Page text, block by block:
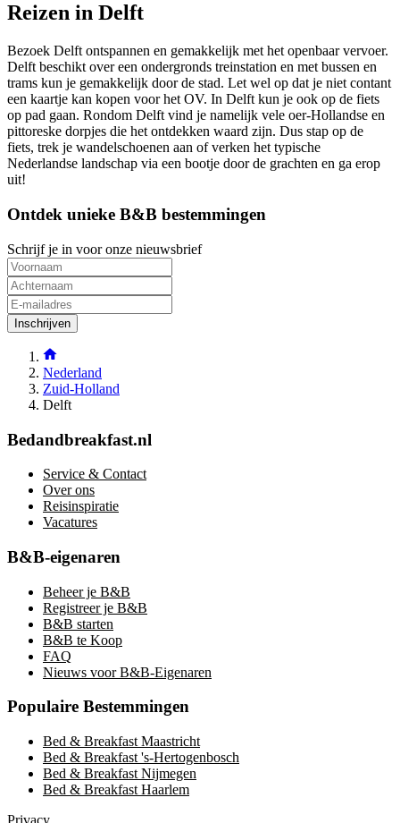
Reizen in Delft
Bezoek Delft ontspannen en gemakkelijk met het openbaar vervoer.
Delft beschikt over een ondergronds treinstation en met bussen en
trams kun je gemakkelijk door de stad. Let wel op dat je niet contant
een kaartje kan kopen voor het OV. In Delft kun je ook op de fiets
op pad gaan. Rondom Delft vind je namelijk vele oer-Hollandse en
pittoreske dorpjes die het ontdekken waard zijn. Dus stap op de
fiets, trek je wandelschoenen aan of verken het typische
Nederlandse landschap via een bootje door de grachten en ga erop
uit!
Ontdek unieke B&B bestemmingen
Schrijf je in voor onze nieuwsbrief
Inschrijven
Nederland
Zuid-Holland
Delft
Bedandbreakfast.nl
Service & Contact
Over ons
Reisinspiratie
Vacatures
B&B-eigenaren
Beheer je B&B
Registreer je B&B
B&B starten
B&B te Koop
FAQ
Nieuws voor B&B-Eigenaren
Populaire Bestemmingen
Bed & Breakfast Maastricht
Bed & Breakfast 's-Hertogenbosch
Bed & Breakfast Nijmegen
Bed & Breakfast Haarlem
Privacy